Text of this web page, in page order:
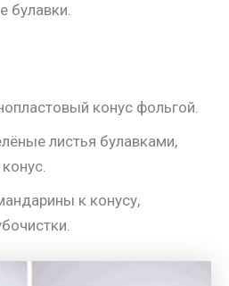
булавки.
конус фольгой.
листья булавками,
к конусу,